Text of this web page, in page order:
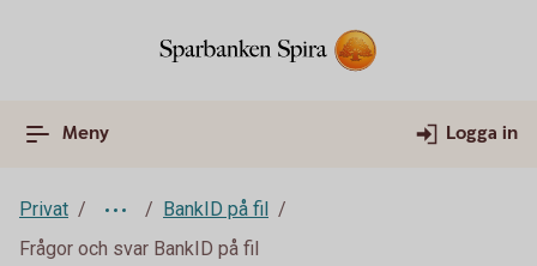
Meny Logga in
Privat
BankID på fil
Frågor och svar BankID på fil